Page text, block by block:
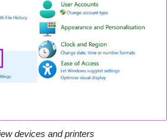
devices and printers